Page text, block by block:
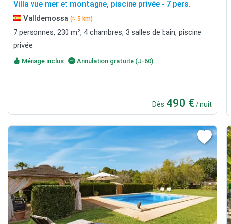
Villa vue mer et montagne, piscine privée - 7 pers.
Valldemossa (≈ 5 km)
7 personnes, 230 m², 4 chambres, 3 salles de bain, piscine
privée.
Ménage inclus Annulation gratuite (J-60)
Dès 490 € / nuit